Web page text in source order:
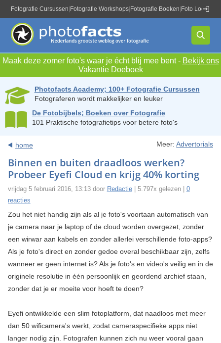
Fotografie Cursussen Fotografie Workshops Fotografie Boeken Foto Locaties
Maak deze zomer foto's waar je écht blij mee bent - Bekijk ons
Vakantie Doeboek
Photofacts Academy; 100+ Fotografie Cursussen
Fotograferen wordt makkelijker en leuker
De Fotobijbels; Boeken over Fotografie
101 Praktische fotografietips voor betere foto's
home Meer:Advertorials
Binnen en buiten draadloos werken?
Probeer Eyefi Cloud en krijg 40% korting
vrijdag 5 februari 2016, 13:13 door Redactie| 5.797x gelezen | 0
reacties
Zou het niet handig zijn als al je foto's voortaan automatisch van
je camera naar je laptop of de cloud worden overgezet, zonder
een wirwar aan kabels en zonder allerlei verschillende foto-apps?
Als je foto's direct en zonder gedoe overal beschikbaar zijn, zelfs
wanneer er geen internet is? Als je foto's en video's veilig en in de
originele resolutie in één persoonlijk en geordend archief staan,
zonder dat je er moeite voor hoeft te doen?
Eyefi ontwikkelde een slim fotoplatform, dat naadloos met meer
dan 50 wificamera's werkt, zodat cameraspecifieke apps niet
langer nodig zijn. Fotografen kunnen zich nu weer vooral gaan